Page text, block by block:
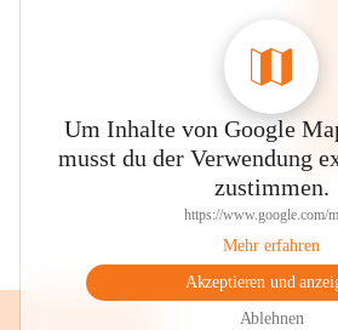
Um Inhalte von Google
musst du der Verwendung
zustimmen.
https://www.google.com/
Mehr erfahren
Akzeptieren und
Ablehnen